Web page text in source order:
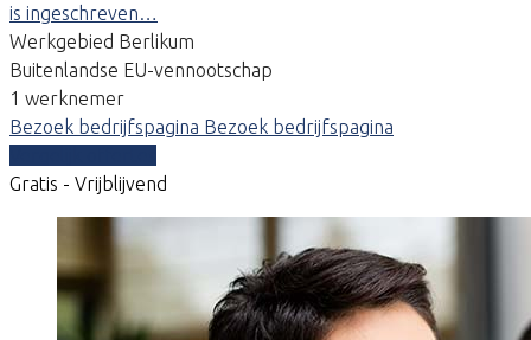
is ingeschreven…
Werkgebied Berlikum
Buitenlandse EU-vennootschap
1 werknemer
Bezoek bedrijfspagina Bezoek bedrijfspagina
Gratis - Vrijblijvend